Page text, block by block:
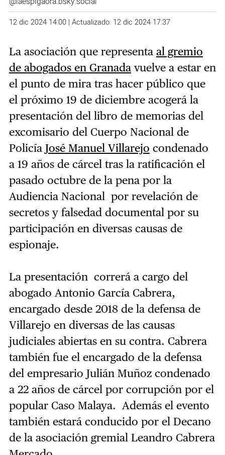
12 dic 2024 14:00 | Actualizado: 12 dic 2024 17:37
La asociación que representa al gremio
de abogados en Granadavuelve a estar en
el punto de mira tras hacer público que
el próximo 19 de diciembre acogerá la
presentación del libro de memorias del
excomisario del Cuerpo Nacional de
Policía José Manuel Villarejo condenado
a 19 años de cárcel tras la ratificación el
pasado octubre de la pena por la
Audiencia Nacional por revelación de
secretos y falsedad documental por su
participación en diversas causas de
espionaje.
La presentación correrá a cargo del
abogado Antonio García Cabrera,
encargado desde 2018 de la defensa de
Villarejo en diversas de las causas
judiciales abiertas en su contra. Cabrera
también fue el encargado de la defensa
del empresario Julián Muñoz condenado
a 22 años de cárcel por corrupción por el
popular Caso Malaya. Además el evento
también estará conducido por el Decano
de la asociación gremial Leandro Cabrera